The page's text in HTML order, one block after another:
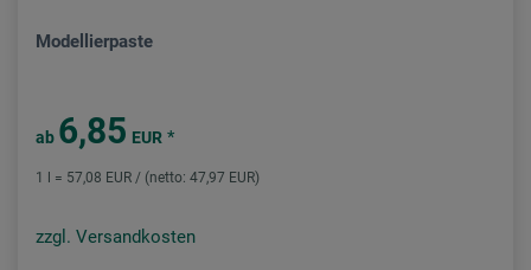
Modellierpaste
ab 6,85 EUR *
1 l = 57,08 EUR / (netto: 47,97 EUR)
zzgl. Versandkosten